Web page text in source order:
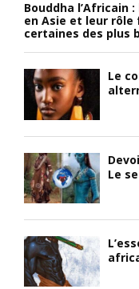
Bouddha l’Africain
en Asie et leur rôle
certaines des plus
Le
Le